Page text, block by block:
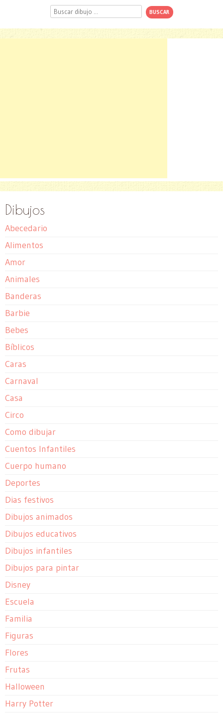
Buscar
Dibujos
Abecedario
Alimentos
Amor
Animales
Banderas
Barbie
Bebes
Bíblicos
Caras
Carnaval
Casa
Circo
Como dibujar
Cuentos Infantiles
Cuerpo humano
Deportes
Dias festivos
Dibujos animados
Dibujos educativos
Dibujos infantiles
Dibujos para pintar
Disney
Escuela
Familia
Figuras
Flores
Frutas
Halloween
Harry Potter